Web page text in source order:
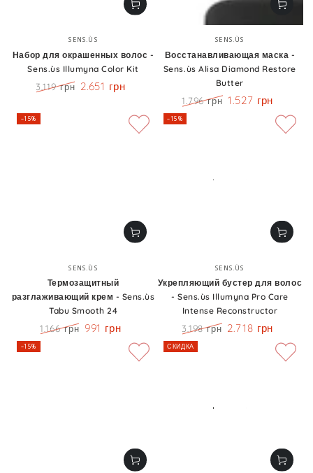
Бренд:
SENS.ÙS
Набор для окрашенных волос -
Sens.ùs Illumyna Color Kit
3.119 грн 2.651 грн
Бренд:
SENS.ÙS
Восстанавливающая маска -
Sens.ùs Alisa Diamond Restore
Butter
Цена
1.796 грн 1.527 грн
Бренд:
SENS.ÙS
Термозащитный
разглаживающий крем - Sens.ùs
Tabu Smooth 24
Цена
1.166 грн 991 грн
–15%
Бренд:
SENS.ÙS
Укрепляющий бустер для волос
- Sens.ùs Illumyna Pro Care
Intense Reconstructor
Цена
3.198 грн 2.718 грн
–15%
–15% СКИДКА